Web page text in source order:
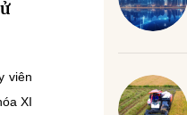
viên
XI